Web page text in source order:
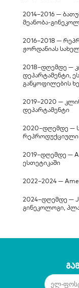
2014–2016 —
მეანობა-
2016–2018 —
ჟორდანიას
2018–დღემდე —
დეპარტამენტი,
განყოფილების
2019–2020 —
დეპარტამენტი
2020–დღემდე —
რეპროდუქციული
2019–დღემდე —
ესთეტიკაში
2022–2024 —
2024–დღემდე —
გინეკოლოგი,